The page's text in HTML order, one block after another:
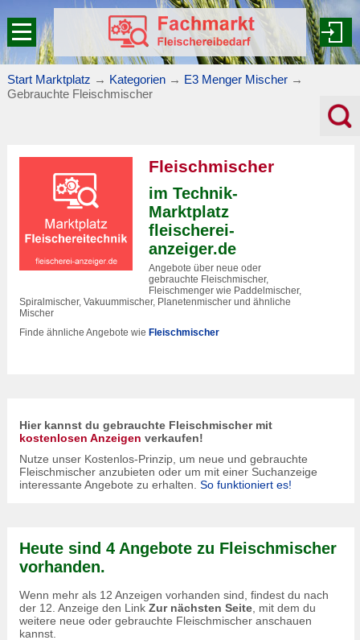
Start Marktplatz → Kategorien → E3 Menger Mischer →
Gebrauchte Fleischmischer
Fleischmischer
im Technik-
Marktplatz
fleischerei-
anzeiger.de
Angebote über neue oder
gebrauchte Fleischmischer,
Fleischmenger wie Paddelmischer,
Spiralmischer, Vakuummischer, Planetenmischer und ähnliche
Mischer
Finde ähnliche Angebote wie Fleischmischer
Hier kannst du gebrauchte Fleischmischer mit
kostenlosen Anzeigen verkaufen!
Nutze unser Kostenlos-Prinzip, um neue und gebrauchte
Fleischmischer anzubieten oder um mit einer Suchanzeige
interessante Angebote zu erhalten. So funktioniert es!
Heute sind 4 Angebote zu Fleischmischer
vorhanden.
Wenn mehr als 12 Anzeigen vorhanden sind, findest du nach
der 12. Anzeige den Link Zur nächsten Seite , mit dem du
weitere neue oder gebrauchte Fleischmischer anschauen
kannst.